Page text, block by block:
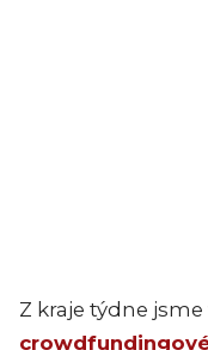
Z kraje týdne